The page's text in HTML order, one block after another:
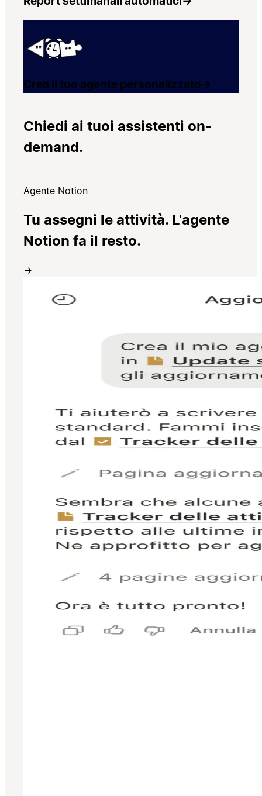
Crea il tuo agente personalizzato→
Chiedi ai tuoi assistenti on-
demand.
Agente Notion
Tu assegni le attività. L'agente
Notion fa il resto.
→